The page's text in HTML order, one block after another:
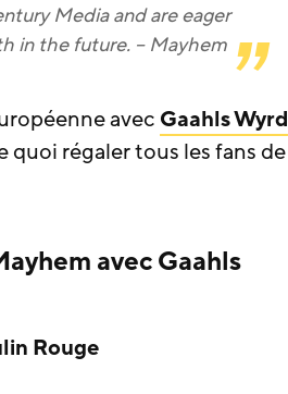
Media and are eager
in the future. – Mayhem
avec Gaahls Wyrd
quoi régaler tous les fans de
avec Gaahls
Rouge